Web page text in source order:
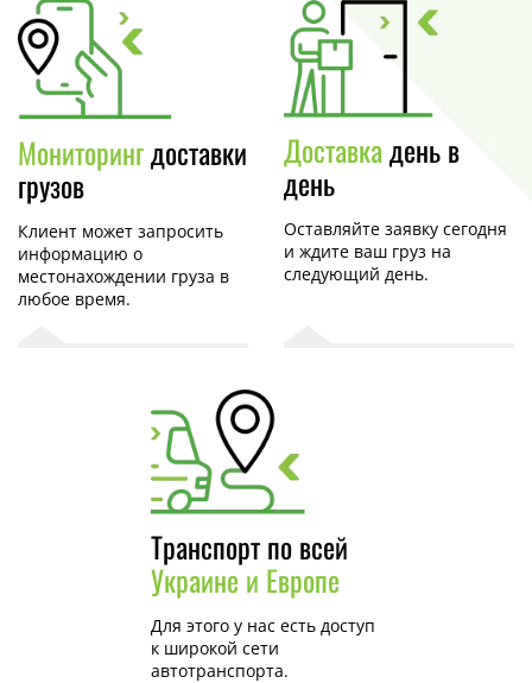
Мониторингдоставки
грузов
Клиент может запросить
информацию о
местонахождении груза в
любое время.
Доставкадень в
день
Оставляйте заявку сегодня
и ждите ваш груз на
следующий день.
Транспорт по всей
Украине и Европе
Для этого у нас есть доступ
к широкой сети
автотранспорта.